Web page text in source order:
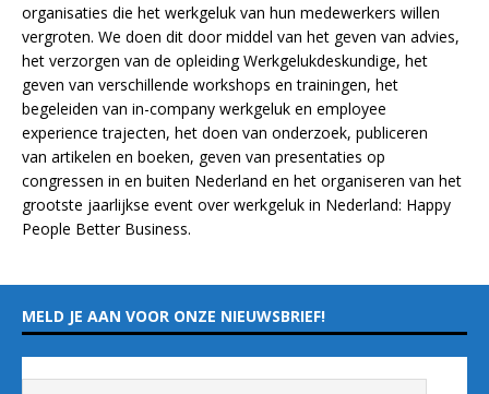
organisaties die het werkgeluk van hun medewerkers willen
vergroten. We doen dit door middel van het geven van advies,
het verzorgen van de opleidingWerkgelukdeskundige, het
geven van verschillende workshops en trainingen, het
begeleiden van in-company werkgeluk en employee
experiencetrajecten, het doen van onderzoek, publiceren
van artikelen en boeken, geven van presentaties op
congressen in en buiten Nederland en het organiseren van het
grootste jaarlijkse event over werkgeluk in Nederland: Happy
People Better Business.
MELD JE AAN VOOR ONZE NIEUWSBRIEF!